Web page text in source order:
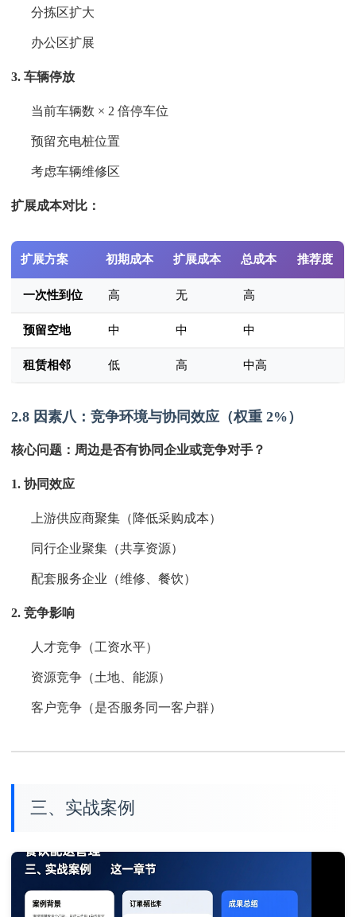
分拣区扩大
办公区扩展
3. 车辆停放
当前车辆数 × 2 倍停车位
预留充电桩位置
考虑车辆维修区
扩展成本对比：
扩展方案 初期成本 扩展成本 总成本 推荐度
一次性到位 高 无 高
预留空地 中 中 中
租赁相邻 低 高 中高
2.8 因素八：竞争环境与协同效应（权重 2%）
核心问题：周边是否有协同企业或竞争对手？
1. 协同效应
上游供应商聚集（降低采购成本）
同行企业聚集（共享资源）
配套服务企业（维修、餐饮）
2. 竞争影响
人才竞争（工资水平）
资源竞争（土地、能源）
客户竞争（是否服务同一客户群）
三、实战案例